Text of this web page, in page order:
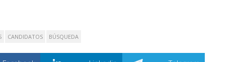
CANDIDATOS BÚSQUEDA